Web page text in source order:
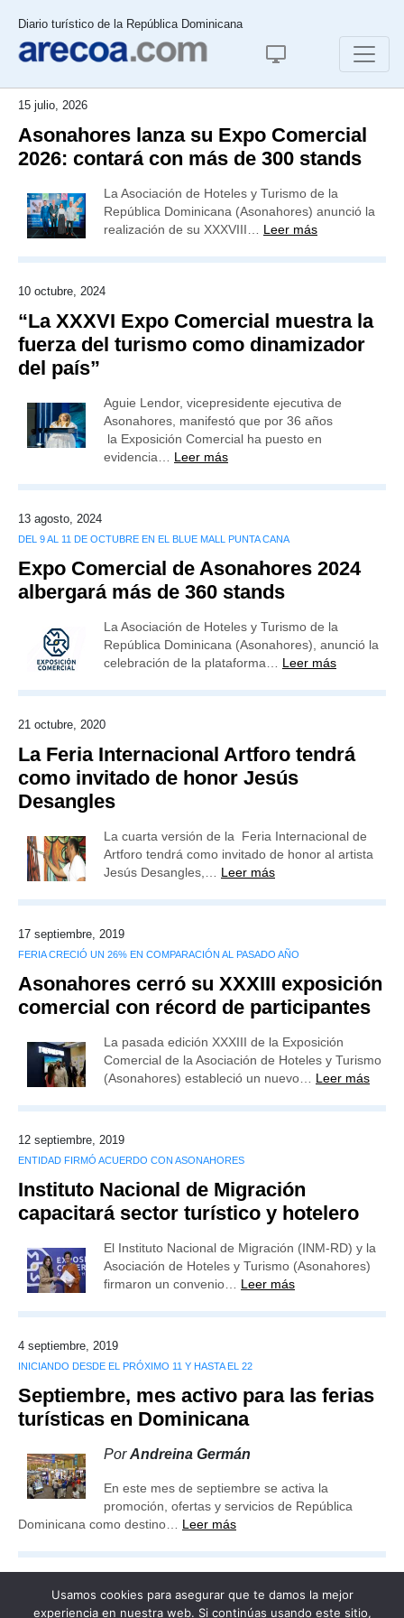
Diario turístico de la República Dominicana
15 julio, 2026
Asonahores lanza su Expo Comercial
2026: contará con más de 300 stands
La Asociación de Hoteles y Turismo de la
República Dominicana (Asonahores) anunció la
realización de su XXXVIII… Leer más
10 octubre, 2024
“La XXXVI Expo Comercial muestra la
fuerza del turismo como dinamizador
del país”
Aguie Lendor, vicepresidente ejecutiva de
Asonahores, manifestó que por 36 años
la Exposición Comercial ha puesto en
evidencia… Leer más
13 agosto, 2024
DEL 9 AL 11 DE OCTUBRE EN EL BLUE MALL PUNTA CANA
Expo Comercial de Asonahores 2024
albergará más de 360 stands
La Asociación de Hoteles y Turismo de la
República Dominicana (Asonahores), anunció la
celebración de la plataforma… Leer más
21 octubre, 2020
La Feria Internacional Artforo tendrá
como invitado de honor Jesús
Desangles
La cuarta versión de la Feria Internacional de
Artforo tendrá como invitado de honor al artista
Jesús Desangles,… Leer más
17 septiembre, 2019
FERIA CRECIÓ UN 26% EN COMPARACIÓN AL PASADO AÑO
Asonahores cerró su XXXIII exposición
comercial con récord de participantes
La pasada edición XXXIII de la Exposición
Comercial de la Asociación de Hoteles y Turismo
(Asonahores) estableció un nuevo… Leer más
12 septiembre, 2019
ENTIDAD FIRMÓ ACUERDO CON ASONAHORES
Instituto Nacional de Migración
capacitará sector turístico y hotelero
El Instituto Nacional de Migración (INM-RD) y la
Asociación de Hoteles y Turismo (Asonahores)
firmaron un convenio… Leer más
4 septiembre, 2019
INICIANDO DESDE EL PRÓXIMO 11 Y HASTA EL 22
Septiembre, mes activo para las ferias
turísticas en Dominicana
PorAndreina Germán
En este mes de septiembre se activa la
promoción, ofertas y servicios de República
Dominicana como destino… Leer más
Usamos cookies para asegurar que te damos la mejor
experiencia en nuestra web. Si continúas usando este sitio,